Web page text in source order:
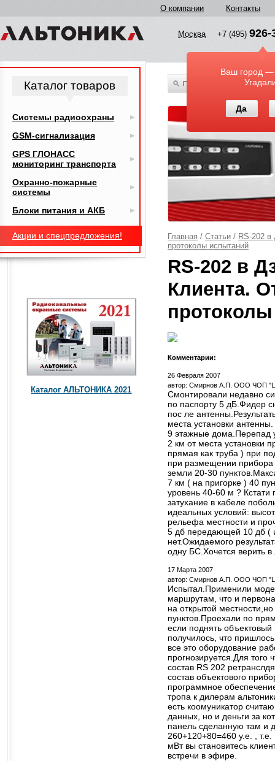
О компании Контакты
Москва +7 (495) 926-
Ваш город —
Да
По всему каталогу
Главная / Статьи / RS-202
протоколы испытаний
RS-202 в
Клиента.
Комментарии:
26 Февраля 2007
автор: Смирнов А.П. ООО ЧОП
Смонтировали недавно
по паспорту 5 дБ.Фидер
пос ле
места установки
9 этажные дома.Перепад
2 км от места установки
прямая как труба ) при
при размещении прибора
земли 20-30
7 км ( на пригорке ) 40
уровень 40-60 м ?
затухание в кабеле
идеальных условий:
рельефа местности и
5 дб передающей 10 дб (
нет.Ожидаемого
одну БС.Хочется верить
17 Марта 2007
автор: Смирнов А.П. ООО ЧОП
Испытал.Применили
маршрутам, что и
на открытой
пунктов.Проехали по
если поднять
получилось, что
все это оборудование
прогнозируется.Для того
состав RS 202
состав объектового
программное
тропа к дилерам
есть коомуникатор
данных, но и деньги за
панель сделанную там и
260+120+80=460 у.е. ,
мВт вы становитесь
встречи в эфире.
Каталог товаров
Системы радиоохраны
GSM-сигнализация
GPS ГЛОНАСС
мониторинг транспорта
Охранно-пожарные
системы
Блоки питания и АКБ
Акции и спецпредложения!
Каталог АЛЬТОНИКА 2021